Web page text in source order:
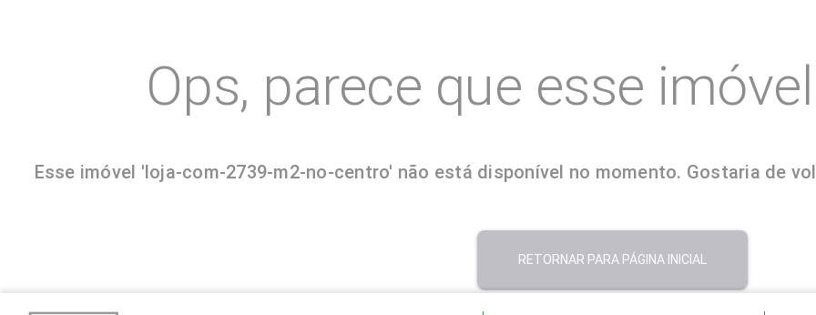
Ops, parece que esse
Esse imóvel 'loja-com-2739-m2-no-centro' não está disponível no momento. Gostaria de
RETORNAR PARA PÁGINA INICIAL